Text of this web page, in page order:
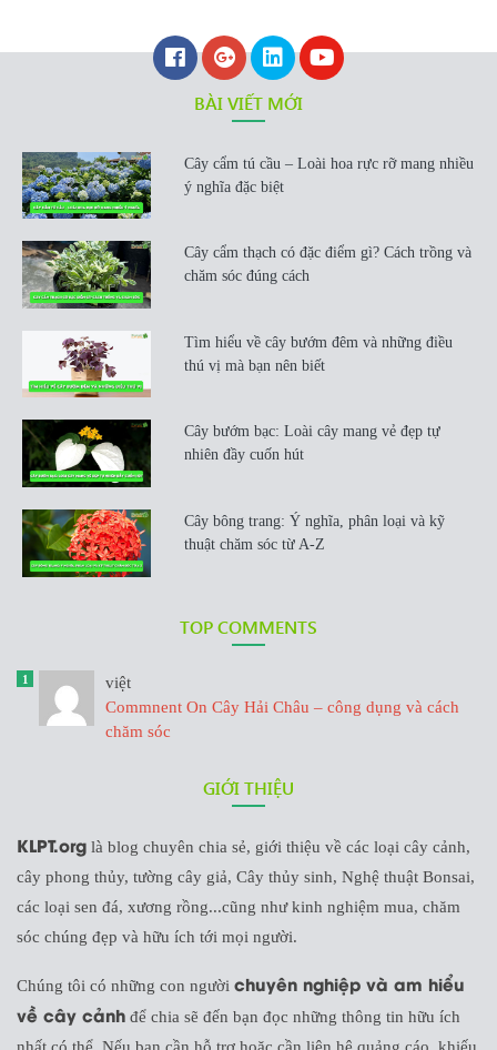
BÀI VIẾT MỚI
Cây cẩm tú cầu – Loài hoa rực rỡ mang nhiều
ý nghĩa đặc biệt
Cây cẩm thạch có đặc điểm gì? Cách trồng và
chăm sóc đúng cách
Tìm hiểu về cây bướm đêm và những điều
thú vị mà bạn nên biết
Cây bướm bạc: Loài cây mang vẻ đẹp tự
nhiên đầy cuốn hút
Cây bông trang: Ý nghĩa, phân loại và kỹ
thuật chăm sóc từ A-Z
TOP COMMENTS
1
việt
Commnent On Cây Hải Châu – công dụng và cách
chăm sóc
GIỚI THIỆU
KLPT.org là blog chuyên chia sẻ, giới thiệu về các loại cây cảnh,
cây phong thủy, tường cây giả, Cây thủy sinh, Nghệ thuật Bonsai,
các loại sen đá, xương rồng...cũng như kinh nghiệm mua, chăm
sóc chúng đẹp và hữu ích tới mọi người.
Chúng tôi có những con người chuyên nghiệp và am hiểu
về cây cảnh để chia sẽ đến bạn đọc những thông tin hữu ích
nhất có thể. Nếu bạn cần hỗ trợ hoặc cần liên hệ quảng cáo, khiếu